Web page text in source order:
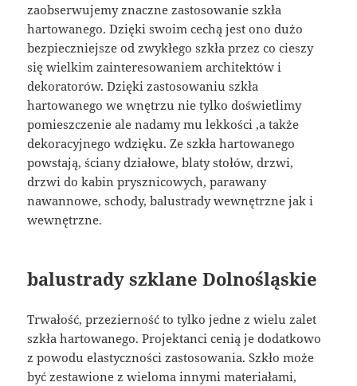
zaobserwujemy znaczne zastosowanie szkła
hartowanego. Dzięki swoim cechą jest ono dużo
bezpieczniejsze od zwykłego szkła przez co cieszy
się wielkim zainteresowaniem architektów i
dekoratorów. Dzięki zastosowaniu szkła
hartowanego we wnętrzu nie tylko doświetlimy
pomieszczenie ale nadamy mu lekkości ,a także
dekoracyjnego wdzięku. Ze szkła hartowanego
powstają, ściany działowe, blaty stołów, drzwi,
drzwi do kabin prysznicowych, parawany
nawannowe, schody, balustrady wewnętrzne jak i
wewnętrzne.
balustrady szklane Dolnośląskie
Trwałość, przezierność to tylko jedne z wielu zalet
szkła hartowanego. Projektanci cenią je dodatkowo
z powodu elastyczności zastosowania. Szkło może
być zestawione z wieloma innymi materiałami,